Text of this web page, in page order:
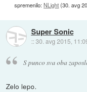
spremenilo:NLight(30. avg
Super Sonic
::30. avg 2015,
S punco sva oba
Zelo lepo.